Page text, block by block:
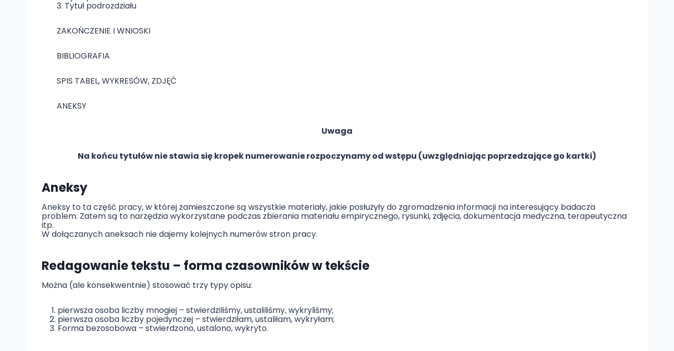
3. Tytuł podrozdziału
ZAKOŃCZENIE I WNIOSKI
BIBLIOGRAFIA
SPIS TABEL, WYKRESÓW, ZDJĘĆ
ANEKSY
Uwaga
Na końcu tytułów nie stawia się kropek numerowanie rozpoczynamy od wstępu (uwzględniając poprzedzające go kartki)
Aneksy
Aneksy to ta część pracy, w której zamieszczone są wszystkie materiały, jakie posłużyły do zgromadzenia informacji na interesujący badacza
problem. Zatem są to narzędzia wykorzystane podczas zbierania materiału empirycznego, rysunki, zdjęcia, dokumentacja medyczna, terapeutyczna
itp.
W dołączanych aneksach nie dajemy kolejnych numerów stron pracy.
Redagowanie tekstu – forma czasowników w tekście
Można (ale konsekwentnie) stosować trzy typy opisu:
pierwsza osoba liczby mnogiej – stwierdziliśmy, ustaliliśmy, wykryliśmy;
pierwsza osoba liczby pojedynczej – stwierdziłam, ustaliłam, wykryłam;
Forma bezosobowa – stwierdzono, ustalono, wykryto.